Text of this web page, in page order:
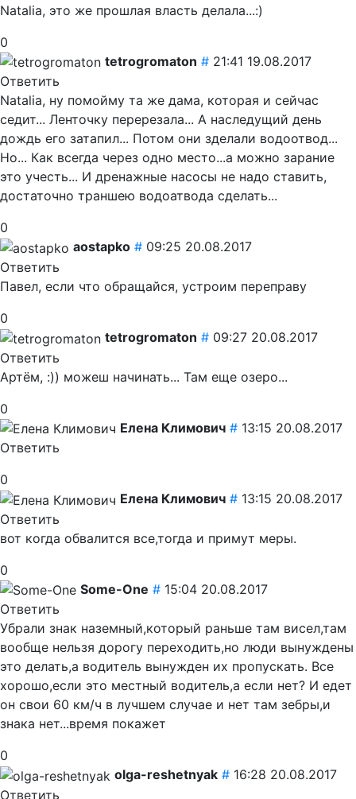
Natalia, это же прошлая власть делала...:)
0
tetrogromaton # 21:41 19.08.2017
Ответить
Natalia, ну помойму та же дама, которая и сейчас
седит... Ленточку перерезала... А наследущий день
дождь его затапил... Потом они зделали водоотвод...
Но... Как всегда через одно место...а можно зарание
это учесть... И дренажные насосы не надо ставить,
достаточно траншею водоатвода сделать...
0
aostapko # 09:25 20.08.2017
Ответить
Павел, если что обращайся, устроим переправу
0
tetrogromaton # 09:27 20.08.2017
Ответить
Артём, :)) можеш начинать... Там еще озеро...
0
Елена Климович # 13:15 20.08.2017
Ответить
0
Елена Климович # 13:15 20.08.2017
Ответить
вот когда обвалится все,тогда и примут меры.
0
Some-One # 15:04 20.08.2017
Ответить
Убрали знак наземный,который раньше там висел,там
вообще нельзя дорогу переходить,но люди вынуждены
это делать,а водитель вынужден их пропускать. Все
хорошо,если это местный водитель,а если нет? И едет
он свои 60 км/ч в лучшем случае и нет там зебры,и
знака нет...время покажет
0
olga-reshetnyak # 16:28 20.08.2017
Ответить